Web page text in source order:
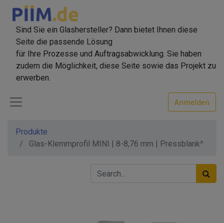
Sind Sie ein Glashersteller? Dann bietet Ihnen diese
Seite die passende Lösung
für Ihre Prozesse und Auftragsabwicklung. Sie haben
zudem die Möglichkeit, diese Seite sowie das Projekt zu
erwerben.
Anmelden
Produkte
Glas-Klemmprofil MINI | 8-8,76 mm | Pressblank^